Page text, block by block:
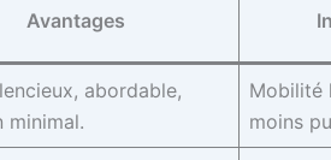
Avantages
abordable,
minimal.
Mobilité
moins